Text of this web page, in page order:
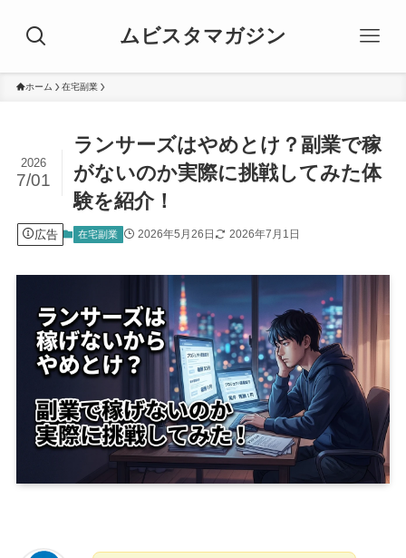
ムビスタマガジン
ホーム 在宅副業
ランサーズはやめとけ？副業で稼
がないのか実際に挑戦してみた体
験を紹介！
2026
7/01
広告 在宅副業 2026年5月26日 2026年7月1日